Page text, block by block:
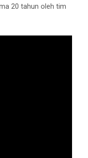
20 tahun oleh tim